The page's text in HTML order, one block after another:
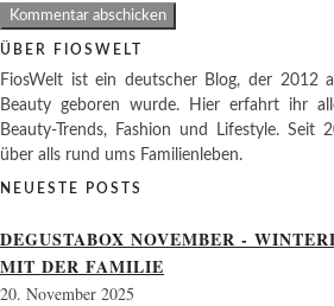
ÜBER FIOSWELT
FiosWelt ist ein deutscher Blog, der 2012
Beauty geboren wurde. Hier erfahrt ihr
Beauty-Trends, Fashion und Lifestyle. Seit
über alls rund ums Familienleben.
NEUESTE POSTS
DEGUSTABOX NOVEMBER -
MIT DER FAMILIE
20. November 2025